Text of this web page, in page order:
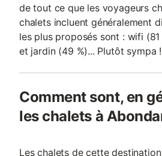
de tout ce que les voyageurs
chalets incluent généralement
les plus proposés sont : wifi
et jardin (49 %)... Plutôt sympa !
Comment sont, en
les chalets à
Les chalets de cette